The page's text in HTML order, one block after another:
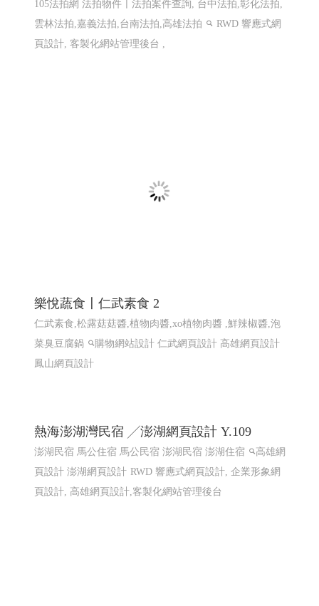
105法拍網 法拍物件〡法拍案件查詢, 台中法拍,彰化法拍,
雲林法拍,嘉義法拍,台南法拍,高雄法拍
RWD 響應式網
頁設計, 客製化網站管理後台 ,